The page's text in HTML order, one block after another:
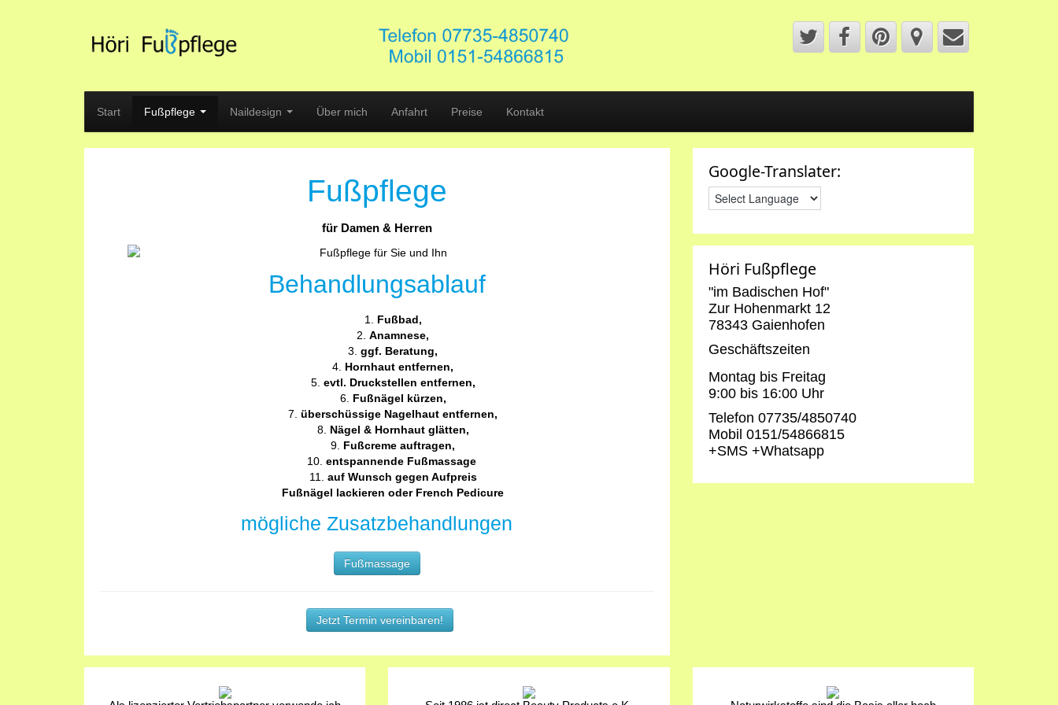
Start Fußpflege Naildesign Über mich Anfahrt Preise Kontakt
Fußpflege
für Damen & Herren
Behandlungsablauf
Fußbad,
Anamnese,
ggf. Beratung,
Hornhaut entfernen,
evtl. Druckstellen entfernen,
Fußnägel kürzen,
überschüssige Nagelhaut entfernen,
Nägel & Hornhaut glätten,
Fußcreme auftragen,
entspannende Fußmassage
auf Wunsch gegen Aufpreis
Fußnägel lackieren oder French Pedicure
mögliche Zusatzbehandlungen
Fußmassage
Jetzt Termin vereinbaren!
Google-Translater:
Höri Fußpflege
"im Badischen Hof"
Zur Hohenmarkt 12
78343 Gaienhofen
Geschäftszeiten
Montag bis Freitag
9:00 bis 16:00 Uhr
Telefon 07735/4850740
Mobil 0151/54866815
+SMS +Whatsapp